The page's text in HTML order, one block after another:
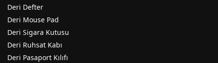
Deri Defter
Deri Mouse Pad
Deri Sigara Kutusu
Deri Ruhsat Kabı
Deri Pasaport Kılıfı